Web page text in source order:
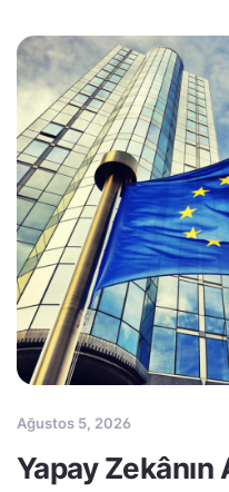
Ağustos 5, 2026
Yapay Zekânın